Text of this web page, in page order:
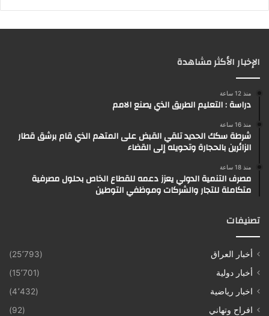
الإخبار الأكثر مشاهدة
منذ 12 ساعة
دراسة : التعليم الطريق الذي يصنع الامم
منذ 16 ساعة
شرطة سكك الحديد تلقي القبض على المتهم الذي قام برشق قطار
الزائرين بالحجارة وتحويله إلى القضاء
منذ 18 ساعة
مصرف التنمية الدولي يعزز دعمه للقطاع الخاص بحلول مصرفية
متكاملة للتجار والشركات وموظفي التوطين
تصنيفات
أخبار العراق
(25٬793)
أخبار دولية
(15٬701)
اخبار رياضية
(4٬432)
افراح وتهاني
(92)